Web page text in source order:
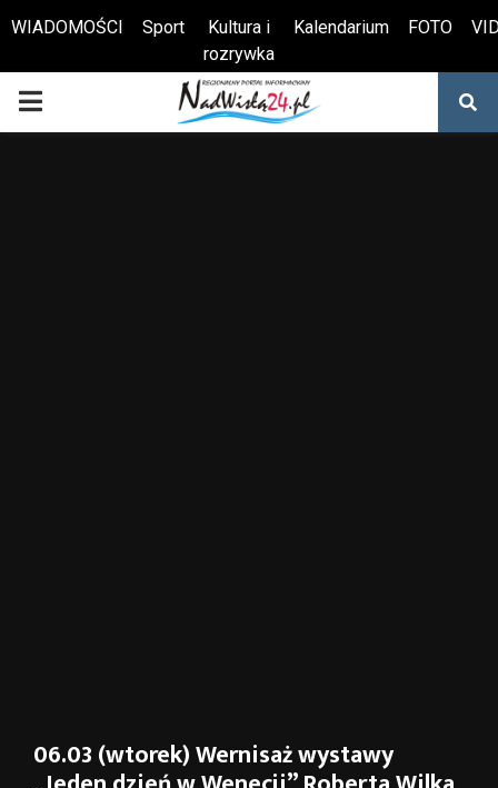
Otwórz pasek narzędzi
WIADOMOŚCI Sport
Kultura i
rozrywka
Kalendarium FOTO
PRIMARY
06.03 (wtorek) Wernisaż wystawy